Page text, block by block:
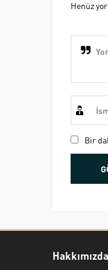
Henüz
Bir
Hakkımızda